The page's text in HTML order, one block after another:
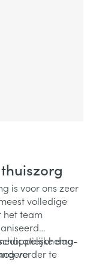
is voor ons zeer
volledige
het team
dag-
verder te